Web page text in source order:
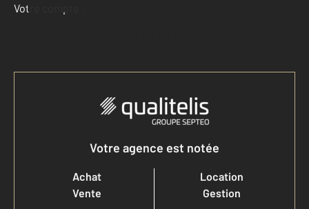
Votre compte :
Accéder à mon compte
Votre agence est notée
Achat
Vente
Location
Gestion